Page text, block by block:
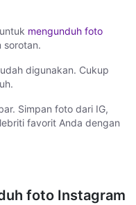
mengunduh foto
sorotan.
digunakan. Cukup
Simpan foto dari IG,
favorit Anda dengan
foto Instagram